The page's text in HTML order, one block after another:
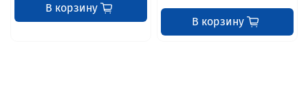
В корзину
В корзину